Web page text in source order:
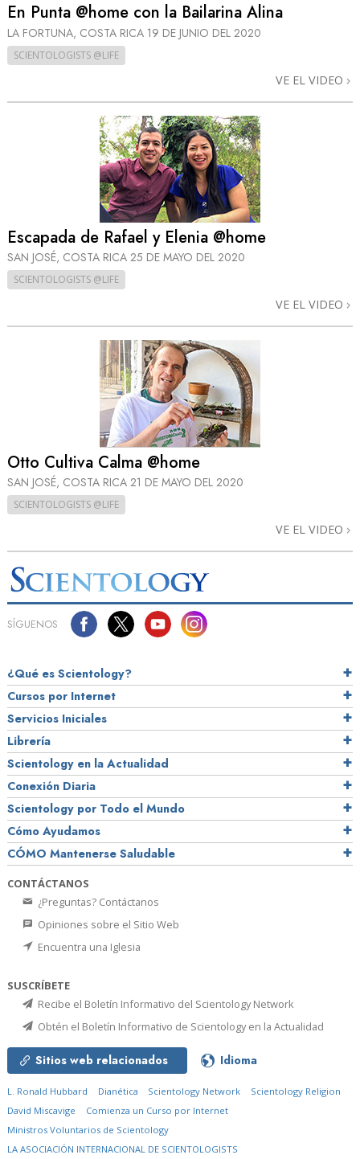
En Punta @home con la Bailarina Alina
LA FORTUNA, COSTA RICA 19 DE JUNIO DEL 2020
SCIENTOLOGISTS @LIFE
VE EL VIDEO
Escapada de Rafael y Elenia @home
SAN JOSÉ, COSTA RICA 25 DE MAYO DEL 2020
SCIENTOLOGISTS @LIFE
VE EL VIDEO
Otto Cultiva Calma @home
SAN JOSÉ, COSTA RICA 21 DE MAYO DEL 2020
SCIENTOLOGISTS @LIFE
VE EL VIDEO
SÍGUENOS
¿Qué es Scientology?
Cursos por Internet
Servicios Iniciales
Librería
Scientology en la Actualidad
Conexión Diaria
Scientology por Todo el Mundo
Cómo Ayudamos
CÓMO Mantenerse Saludable
CONTÁCTANOS
¿Preguntas? Contáctanos
Opiniones sobre el Sitio Web
Encuentra una Iglesia
SUSCRÍBETE
Recibe el Boletín Informativo del Scientology Network
Obtén el Boletín Informativo de Scientology en la Actualidad
Sitios web relacionados Idioma
L. Ronald Hubbard Dianética Scientology Network
Scientology Religion
David Miscavige
Comienza un Curso por Internet
Ministros Voluntarios de Scientology
LA ASOCIACIÓN INTERNACIONAL DE SCIENTOLOGISTS